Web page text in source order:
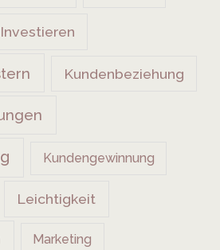
Investieren
Kundenbeziehung
Kundengewinnung
Leichtigkeit
Marketing